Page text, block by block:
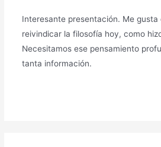
Interesante presentación. Me gusta
reivindicar la filosofía hoy, como
Necesitamos ese pensamiento
tanta información.